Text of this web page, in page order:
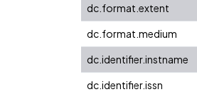
dc.format.extent
dc.format.medium
dc.identifier.instname
dc.identifier.issn